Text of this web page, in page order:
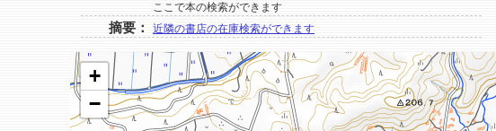
ここで本の検索ができます
摘要： 近隣の書店の在庫検索ができます
+
−